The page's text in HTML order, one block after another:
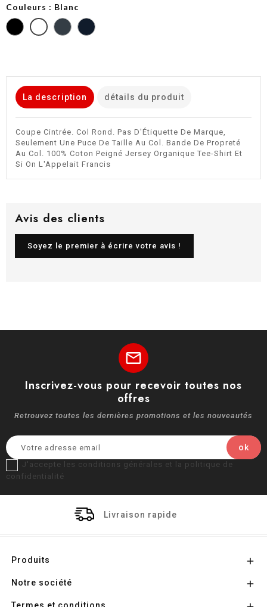
Couleurs : Blanc
La description détails du produit
Coupe Cintrée. Col Rond. Pas D'Étiquette De Marque,
Seulement Une Puce De Taille Au Col. Bande De Propreté
Au Col. 100% Coton Peigné Jersey Organique Tee-Shirt Et
Si On L'Appelait Francis
Avis des clients
Soyez le premier à écrire votre avis !
mail
Inscrivez-vous pour recevoir toutes nos
offres
Retrouvez toutes les dernières promotions et les nouveautés
J'accepte les conditions générales et la politique de
confidentialité
Livraison rapide
Produits 
Notre société 